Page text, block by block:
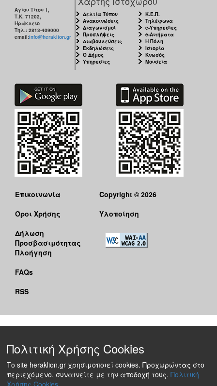
Αγίου Τίτου 1,
Τ.Κ. 71202,
Ηράκλειο
Τηλ.: 2813-409000
email:info@heraklion.gr
Δελτία Τύπου
Ανακοινώσεις
Διαγωνισμοί
Προσλήψεις
Διαβουλεύσεις
Εκδηλώσεις
Ο Δήμος
Υπηρεσίες
Κ.Ε.Π.
Τηλέφωνα
e-Υπηρεσίες
e-Αιτήματα
Η Πόλη
Ιστορία
Κνωσός
Μουσεία
Επικοινωνία
Όροι Χρήσης
Δήλωση
Προσβασιμότητας
Πλοήγηση
FAQs
RSS
Copyright © 2026
Υλοποίηση
Πολιτική Χρήσης Cookies
Το site heraklion.gr χρησιμοποιεί cookies. Προχωρώντας στο
περιεχόμενο, συναινείτε με την αποδοχή τους. Πολιτική
Χρήσης Cookies